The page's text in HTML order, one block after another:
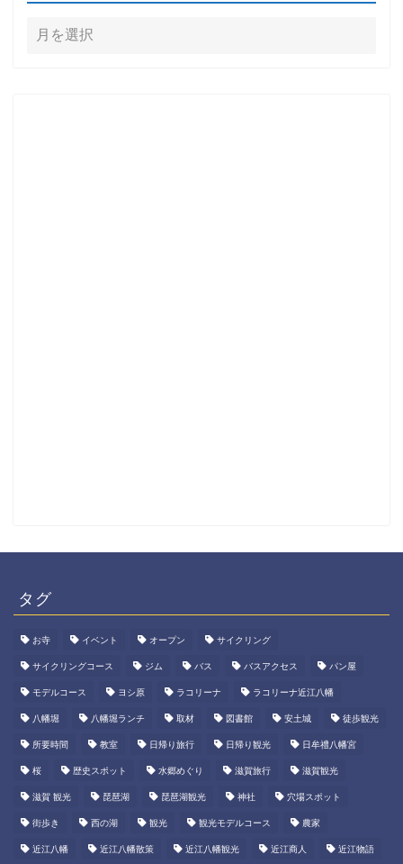
タグ
お寺 イベント オープン サイクリング
サイクリングコース ジム バス バスアクセス パン屋
モデルコース ヨシ原 ラコリーナ ラコリーナ近江八幡
八幡堀 八幡堀ランチ 取材 図書館 安土城 徒歩観光
所要時間 教室 日帰り旅行 日帰り観光 日牟禮八幡宮
桜 歴史スポット 水郷めぐり 滋賀旅行 滋賀観光
滋賀 観光 琵琶湖 琵琶湖観光 神社 穴場スポット
街歩き 西の湖 観光 観光モデルコース 農家
近江八幡 近江八幡散策 近江八幡観光 近江商人 近江物語